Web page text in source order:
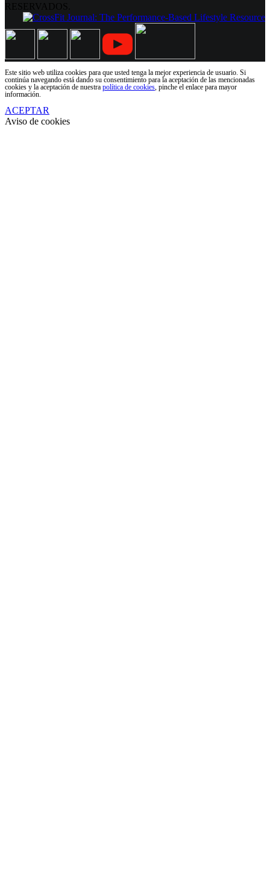
Este sitio web utiliza cookies para que usted tenga la mejor experiencia de usuario. Si
continúa navegando está dando su consentimiento para la aceptación de las mencionadas
cookies y la aceptación de nuestra política de cookies , pinche el enlace para mayor
información.
ACEPTAR
Aviso de cookies